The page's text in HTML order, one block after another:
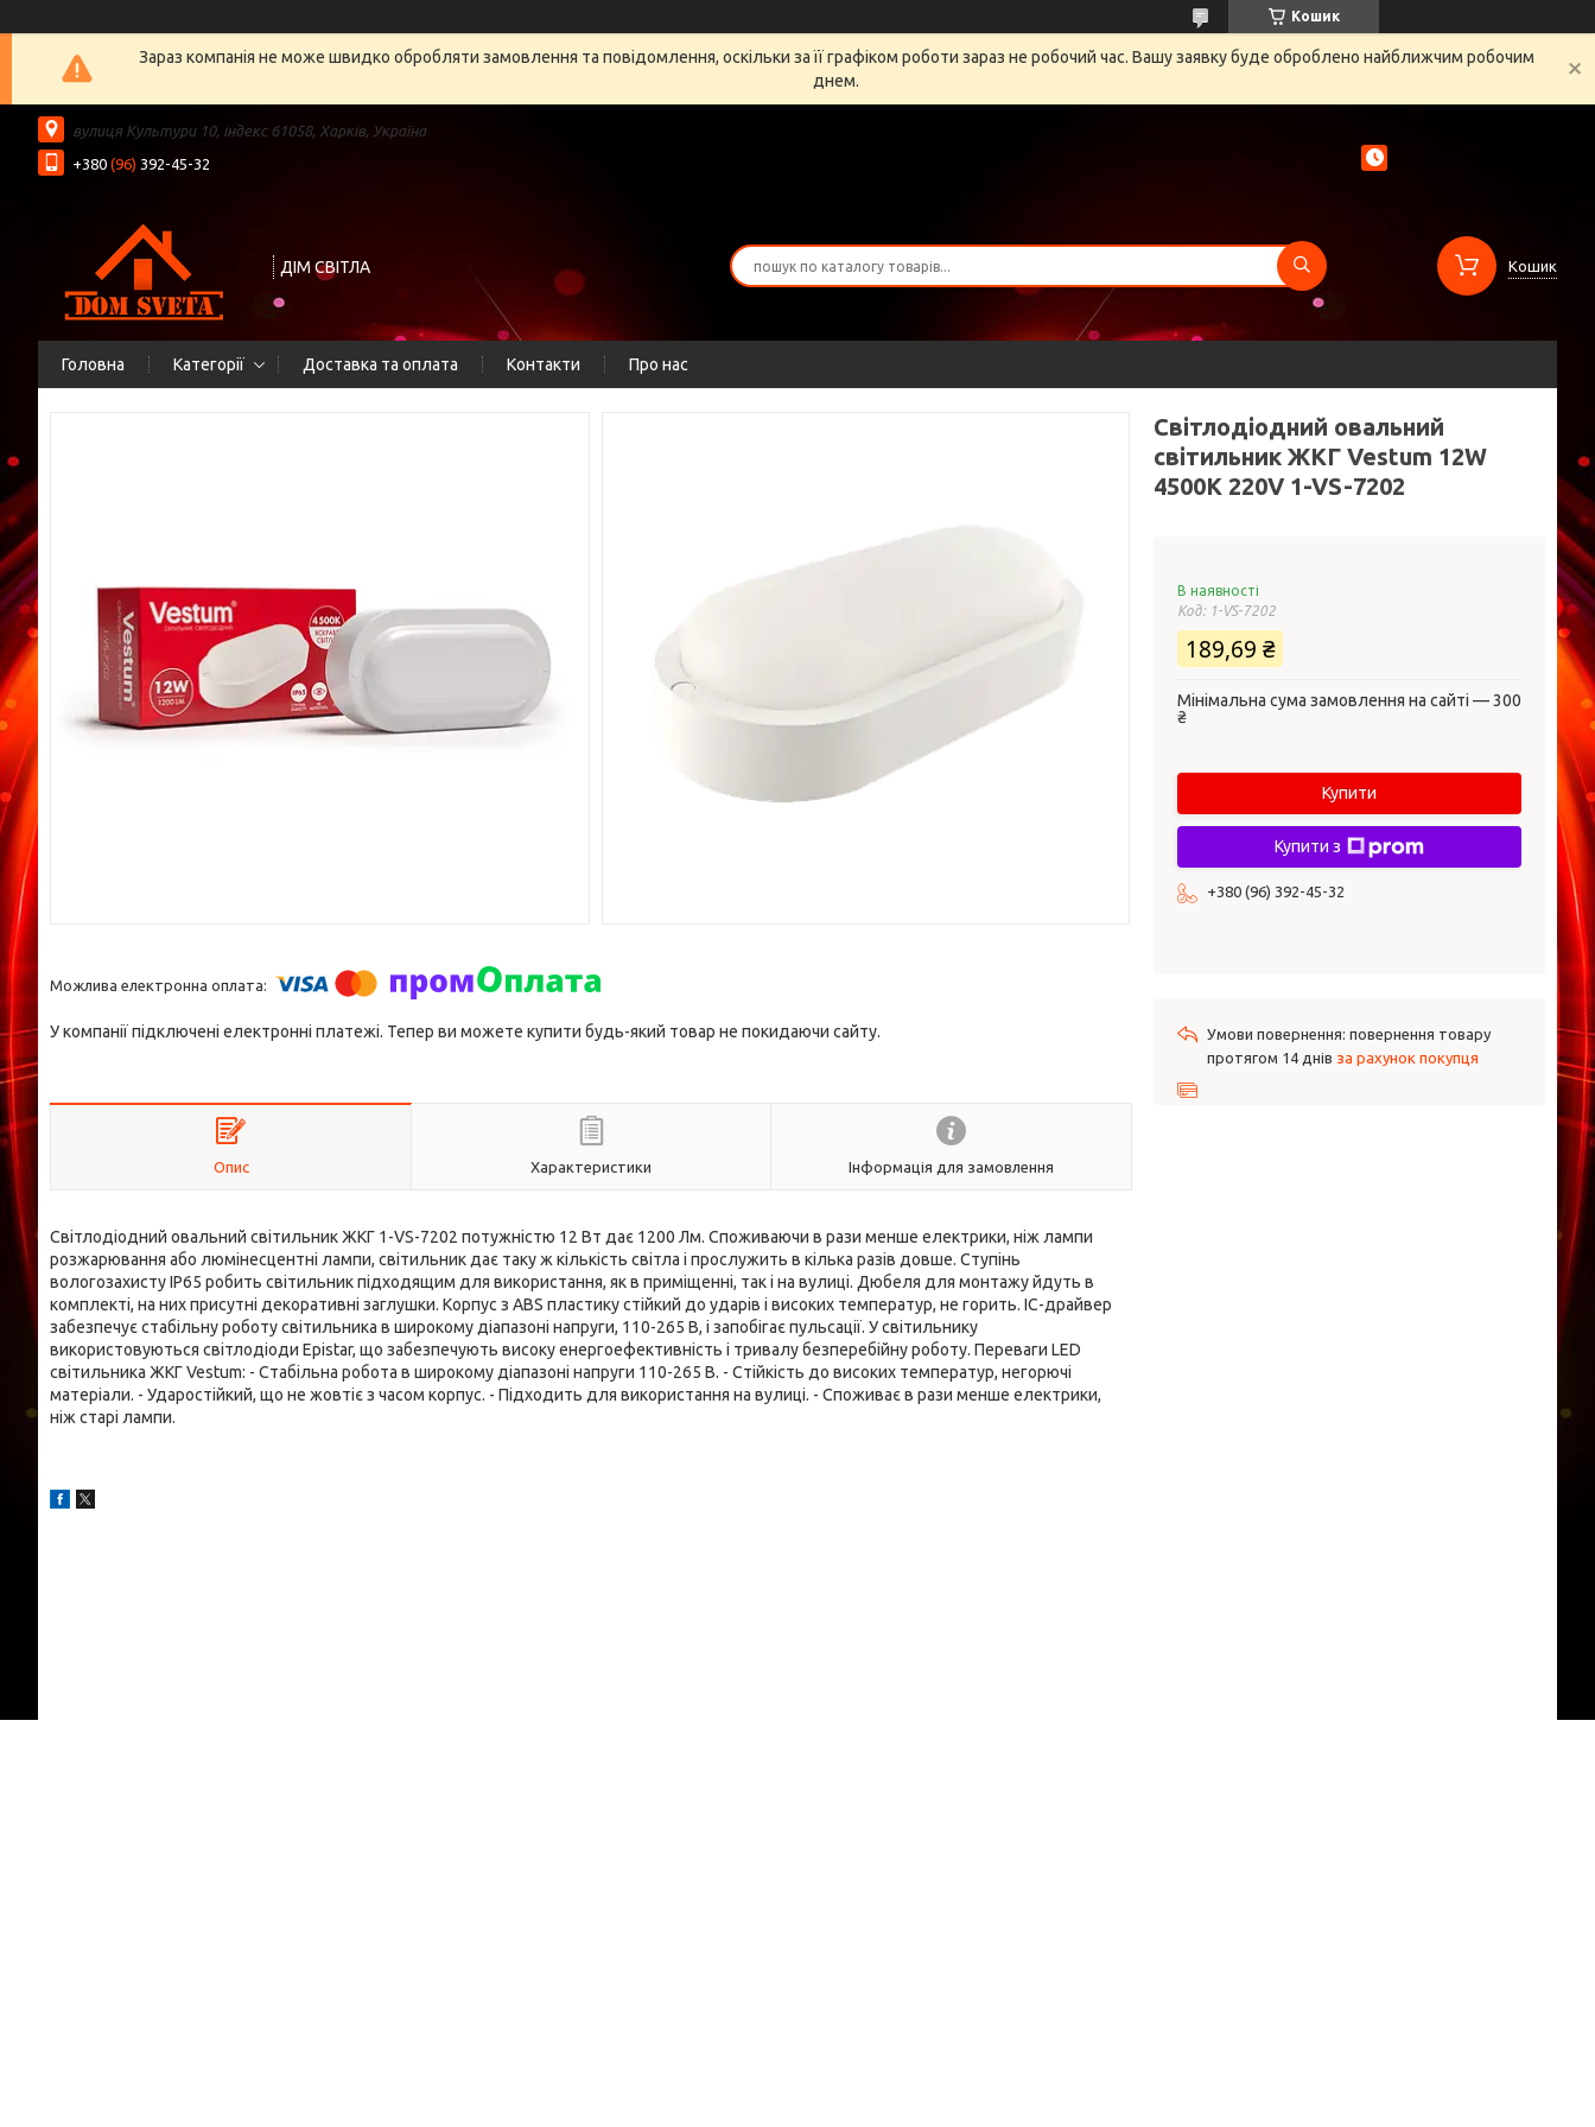
Кошик
Зараз компанія не може швидко обробляти замовлення та повідомлення, оскільки за її графіком роботи зараз не робочий час. Вашу заявку буде оброблено найближчим робочим
днем.
вулиця Культури 10, індекс 61058, Харків, Україна
+380 (96) 392-45-32
ДІМ СВІТЛА Кошик
Головна Категорії Доставка та оплата Контакти Про нас
У компанії підключені електронні платежі. Тепер ви можете купити будь-який товар не покидаючи сайту.
Опис Характеристики Інформація для замовлення
Світлодіодний овальний світильник ЖКГ 1-VS-7202 потужністю 12 Вт дає 1200 Лм. Споживаючи в рази менше електрики, ніж лампи
розжарювання або люмінесцентні лампи, світильник дає таку ж кількість світла і прослужить в кілька разів довше. Ступінь
вологозахисту IP65 робить світильник підходящим для використання, як в приміщенні, так і на вулиці. Дюбеля для монтажу йдуть в
комплекті, на них присутні декоративні заглушки. Корпус з ABS пластику стійкий до ударів і високих температур, не горить. IC-драйвер
забезпечує стабільну роботу світильника в широкому діапазоні напруги, 110-265 В, і запобігає пульсації. У світильнику
використовуються світлодіоди Epistar, що забезпечують високу енергоефективність і тривалу безперебійну роботу. Переваги LED
світильника ЖКГ Vestum: - Стабільна робота в широкому діапазоні напруги 110-265 В. - Стійкість до високих температур, негорючі
матеріали. - Ударостійкий, що не жовтіє з часом корпус. - Підходить для використання на вулиці. - Споживає в рази менше електрики,
ніж старі лампи.
Світлодіодний овальний
світильник ЖКГ Vestum 12W
4500K 220V 1-VS-7202
В наявності
Код: 1-VS-7202
189,69 ₴
Мінімальна сума замовлення на сайті — 300
₴
Купити
Купити з
+380 (96) 392-45-32
повернення товару
протягом 14 днів за рахунок покупця